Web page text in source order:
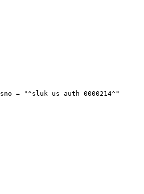
= "^sluk_us_auth 0000214^"